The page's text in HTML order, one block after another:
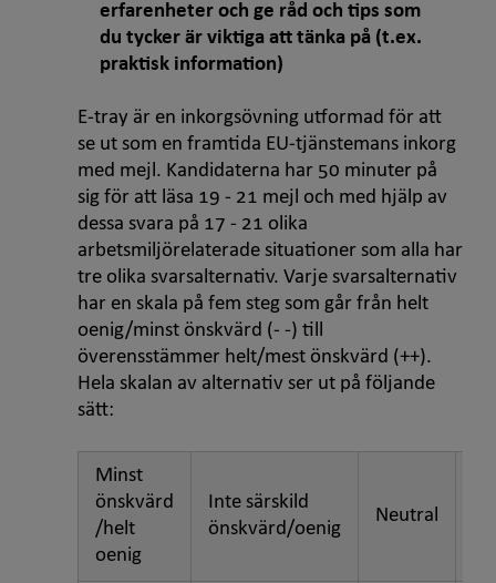
erfarenheter och ge råd och tips som
du tycker är viktiga att tänka på (t.ex.
praktisk information)
E-tray är en inkorgsövning utformad för att
se ut som en framtida EU-tjänstemans inkorg
med mejl. Kandidaterna har 50 minuter på
sig för att läsa 19 - 21 mejl och med hjälp av
dessa svara på 17 - 21 olika
arbetsmiljörelaterade situationer som alla har
tre olika svarsalternativ. Varje svarsalternativ
har en skala på fem steg som går från helt
oenig/minst önskvärd (- -) till
överensstämmer helt/mest önskvärd (++).
Hela skalan av alternativ ser ut på följande
sätt:
Minst
önskvärd
/helt
oenig
Inte särskild
önskvärd/oenig
Neutral